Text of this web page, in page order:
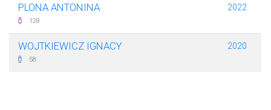
PLONA ANTONINA
128
2022
WOJTKIEWICZ IGNACY
58
2020